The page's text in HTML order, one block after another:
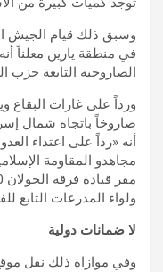
وسبق ذلك قيام الجيش
في منطقة يارين معلناً
الصاروخية التابعة حزب
صاروخاً باتجاه شمال
أنه «رداً على ‏اعتداء
مجاهدو المقاومة
ولواء المدرعات التابع للفرقة 210 في
لا ضمانات دولية